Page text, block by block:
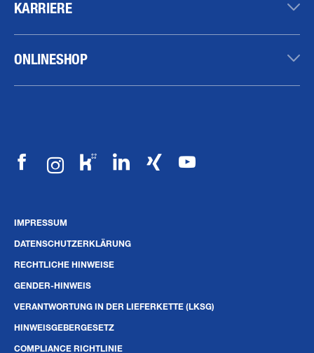
KARRIERE
ONLINESHOP
IMPRESSUM
DATENSCHUTZERKLÄRUNG
RECHTLICHE HINWEISE
GENDER-HINWEIS
VERANTWORTUNG IN DER LIEFERKETTE (LKSG)
HINWEISGEBERGESETZ
COMPLIANCE RICHTLINIE